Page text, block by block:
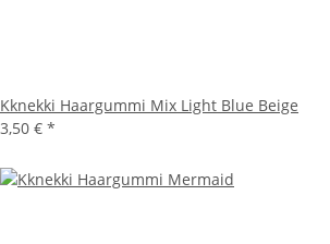
Kknekki Haargummi Mix Light Blue Beige
3,50 € *